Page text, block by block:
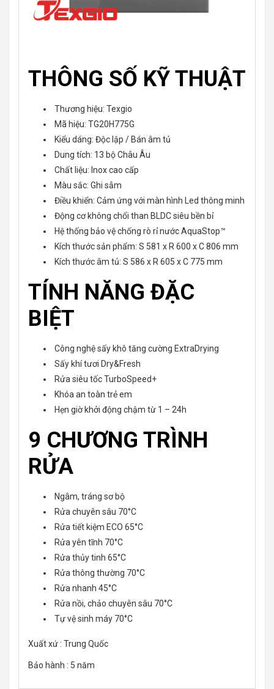
THÔNG SỐ KỸ THUẬT
Thương hiệu: Texgio
Mã hiệu: TG20H775G
Kiểu dáng: Độc lập / Bán âm tủ
Dung tích: 13 bộ Châu Âu
Chất liệu: Inox cao cấp
Màu sắc: Ghi sẫm
Điều khiển: Cảm ứng với màn hình Led thông minh
Động cơ không chổi than BLDC siêu bền bỉ
Hệ thống bảo vệ chống rò rỉ nước AquaStop™
Kích thước sản phẩm: S 581 x R 600 x C 806 mm
Kích thước âm tủ: S 586 x R 605 x C 775 mm
TÍNH NĂNG ĐẶC
BIỆT
Công nghệ sấy khô tăng cường ExtraDrying
Sấy khí tươi Dry&Fresh
Rửa siêu tốc TurboSpeed+
Khóa an toàn trẻ em
Hẹn giờ khởi động chậm từ 1 – 24h
9 CHƯƠNG TRÌNH
RỬA
Ngâm, tráng sơ bộ
Rửa chuyên sâu 70°C
Rửa tiết kiệm ECO 65°C
Rửa yên tĩnh 70°C
Rửa thủy tinh 65°C
Rửa thông thường 70°C
Rửa nhanh 45°C
Rửa nồi, chảo chuyên sâu 70°C
Tự vệ sinh máy 70°C
Xuất xứ : Trung Quốc
Bảo hành : 5 năm